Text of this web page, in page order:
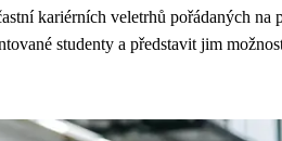
kariérních veletrhů pořádaných na
studenty a představit jim